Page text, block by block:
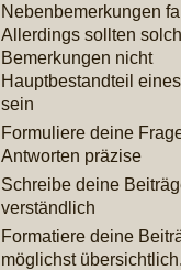
Nebenbemerkungen
Allerdings sollten
Bemerkungen nicht
Hauptbestandteil
sein
Formuliere deine
Antworten präzise
Schreibe deine
verständlich
Formatiere deine
möglichst